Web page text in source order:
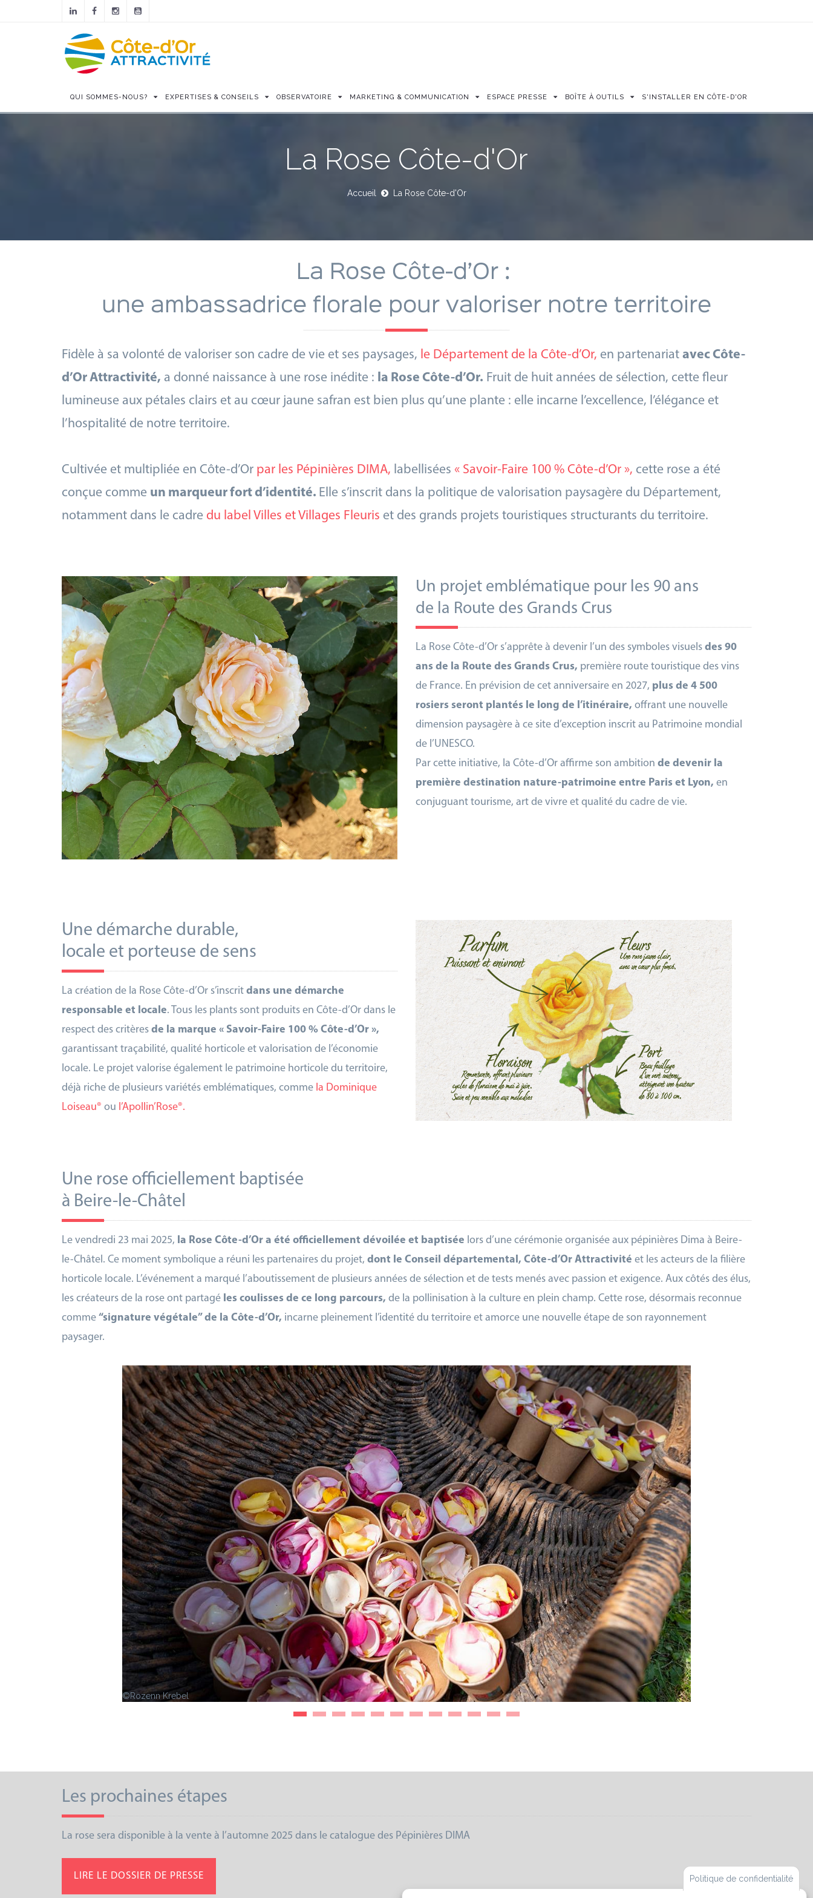
QUI SOMMES-NOUS? EXPERTISES & CONSEILS OBSERVATOIRE MARKETING & COMMUNICATION ESPACE PRESSE BOÎTE À OUTILS S'INSTALLER EN CÔTE-D'OR
La Rose Côte-d'Or
Accueil La Rose Côte-d'Or
La Rose Côte-d’Or :
une ambassadrice florale pour valoriser notre territoire
Fidèle à sa volonté de valoriser son cadre de vie et ses paysages, le Département de la Côte-d’Or, en partenariat avec Côte-
d’Or Attractivité, a donné naissance à une rose inédite : la Rose Côte-d’Or. Fruit de huit années de sélection, cette fleur
lumineuse aux pétales clairs et au cœur jaune safran est bien plus qu’une plante : elle incarne l’excellence, l’élégance et
l’hospitalité de notre territoire.
Cultivée et multipliée en Côte-d’Or par les Pépinières DIMA, labellisées « Savoir-Faire 100 % Côte-d’Or », cette rose a été
conçue comme un marqueur fort d’identité. Elle s’inscrit dans la politique de valorisation paysagère du Département,
notamment dans le cadre du label Villes et Villages Fleuris et des grands projets touristiques structurants du territoire.
Un projet emblématique pour les 90 ans
de la Route des Grands Crus
La Rose Côte-d’Or s’apprête à devenir l’un des symboles visuels des 90
ans de la Route des Grands Crus, première route touristique des vins
de France. En prévision de cet anniversaire en 2027, plus de 4 500
rosiers seront plantés le long de l’itinéraire, offrant une nouvelle
dimension paysagère à ce site d’exception inscrit au Patrimoine mondial
de l’UNESCO.
Par cette initiative, la Côte-d’Or affirme son ambition de devenir la
première destination nature-patrimoine entre Paris et Lyon, en
conjuguant tourisme, art de vivre et qualité du cadre de vie.
Une démarche durable,
locale et porteuse de sens
La création de la Rose Côte-d’Or s’inscrit dans une démarche
responsable et locale. Tous les plants sont produits en Côte-d’Or dans le
respect des critères de la marque « Savoir-Faire 100 % Côte-d’Or »,
garantissant traçabilité, qualité horticole et valorisation de l’économie
locale. Le projet valorise également le patrimoine horticole du territoire,
déjà riche de plusieurs variétés emblématiques, comme la Dominique
Loiseau® ou l’Apollin’Rose®.
Une rose officiellement baptisée
à Beire-le-Châtel
Le vendredi 23 mai 2025, la Rose Côte-d’Or a été officiellement dévoilée et baptisée lors d’une cérémonie organisée aux pépinières Dima à Beire-
le-Châtel. Ce moment symbolique a réuni les partenaires du projet, dont le Conseil départemental, Côte-d’Or Attractivité et les acteurs de la filière
horticole locale. L’événement a marqué l’aboutissement de plusieurs années de sélection et de tests menés avec passion et exigence. Aux côtés des élus,
les créateurs de la rose ont partagé les coulisses de ce long parcours, de la pollinisation à la culture en plein champ. Cette rose, désormais reconnue
comme “signature végétale” de la Côte-d’Or, incarne pleinement l’identité du territoire et amorce une nouvelle étape de son rayonnement
paysager.
©Rozenn Krebel
Les prochaines étapes
La rose sera disponible à la vente à l’automne 2025 dans le catalogue des Pépinières DIMA
LIRE LE DOSSIER DE PRESSE Politique de confidentialité